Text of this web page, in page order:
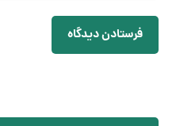
فرستادن دیدگاه